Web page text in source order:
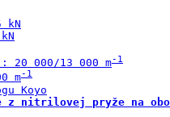
kN
20 000/13 000 m
m
z nitrilovej pryže na